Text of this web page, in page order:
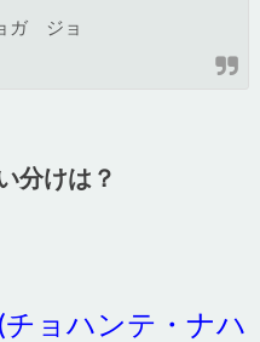
ガ ジョ
分けは？
チョハンテ・ナハ